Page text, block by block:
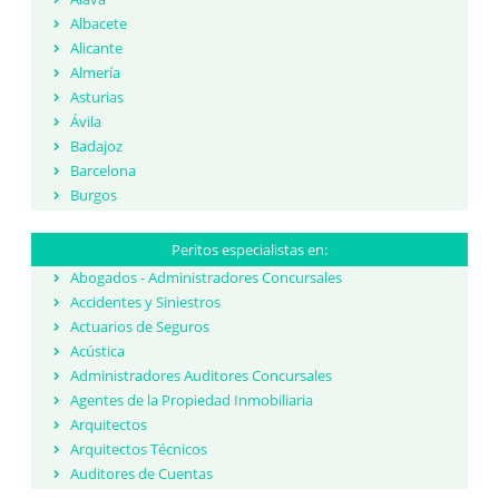
Albacete
Alicante
Almería
Asturias
Ávila
Badajoz
Barcelona
Burgos
Cantabria
Castellón
Ceuta
Ciudad Real
Córdoba
Cuenca
Girona
Granada
Guadalajara
Peritos especialistas en:
Abogados - Administradores Concursales
Accidentes y Siniestros
Actuarios de Seguros
Acústica
Administradores Auditores Concursales
Agentes de la Propiedad Inmobiliaria
Arquitectos
Arquitectos Técnicos
Auditores de Cuentas